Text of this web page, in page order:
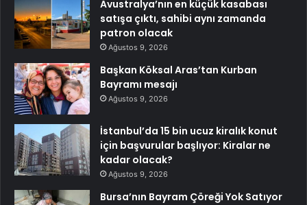
Avustralya’nın en küçük kasabası
satışa çıktı, sahibi aynı zamanda
patron olacak
Ağustos 9, 2026
Başkan Köksal Aras’tan Kurban
Bayramı mesajı
Ağustos 9, 2026
İstanbul’da 15 bin ucuz kiralık konut
için başvurular başlıyor: Kiralar ne
kadar olacak?
Ağustos 9, 2026
Bursa’nın Bayram Çöreği Yok Satıyor